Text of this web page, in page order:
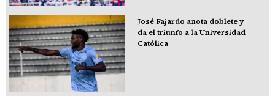
José Fajardo anota doblete y
da el triunfo a la Universidad
Católica